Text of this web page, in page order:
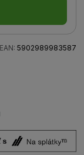
EAN: 5902989983587